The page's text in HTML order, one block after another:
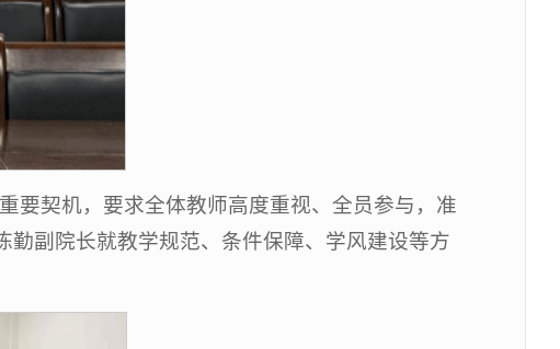
要契机，要求全体教师高度重视、全员参与，准
勤副院长就教学规范、条件保障、学风建设等方